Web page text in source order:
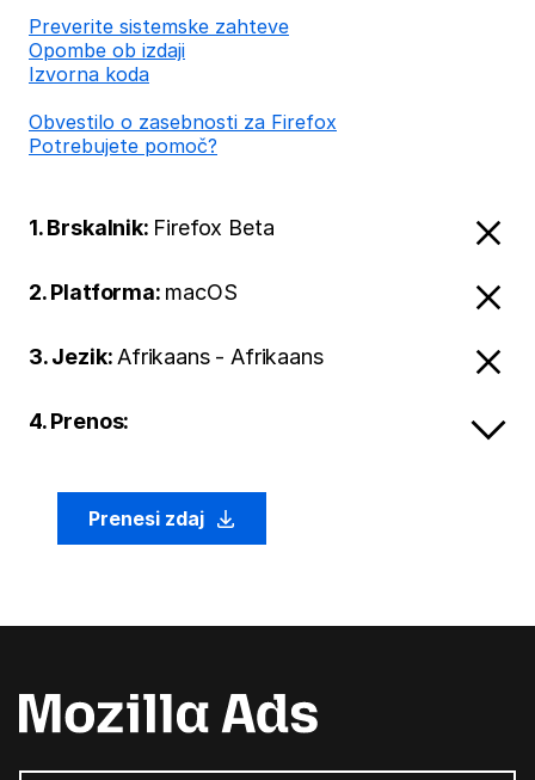
Preverite sistemske zahteve
Opombe ob izdaji
Izvorna koda
Obvestilo o zasebnosti za Firefox
Potrebujete pomoč?
1. Brskalnik: Firefox Beta
2. Platforma: macOS
3. Jezik: Afrikaans - Afrikaans
4. Prenos:
Prenesi zdaj